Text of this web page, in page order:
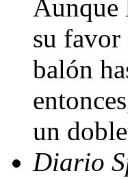
Aunque
su
balón
un
Diario